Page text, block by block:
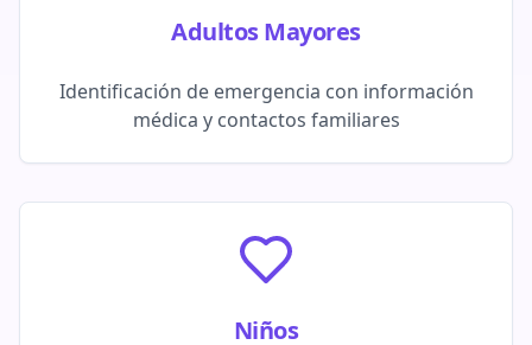
Adultos Mayores
Identificación de emergencia con información
médica y contactos familiares
Niños